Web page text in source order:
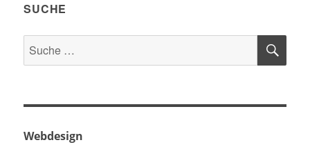
SUCHE
Suche
nach:
Webdesign